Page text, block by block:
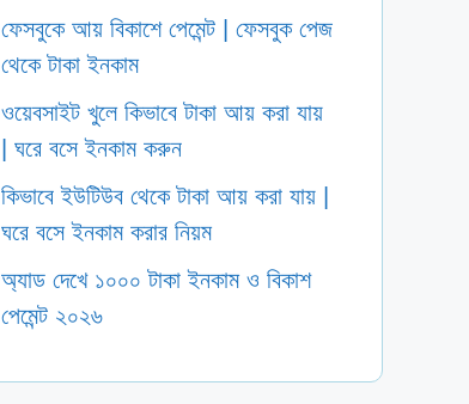
ফেসবুকে আয় বিকাশে পেমেন্ট | ফেসবুক পেজ
থেকে টাকা ইনকাম
ওয়েবসাইট খুলে কিভাবে টাকা আয় করা যায়
| ঘরে বসে ইনকাম করুন
কিভাবে ইউটিউব থেকে টাকা আয় করা যায় |
ঘরে বসে ইনকাম করার নিয়ম
অ্যাড দেখে ১০০০ টাকা ইনকাম ও বিকাশ
পেমেন্ট ২০২৬